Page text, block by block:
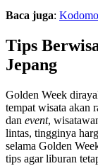
Baca juga:
Tips
Jepang
Golden Week
tempat wisata akan
dan event,
lintas, tingginya
selama Golden
tips agar liburan